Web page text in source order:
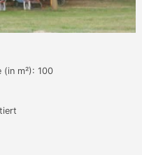
m²): 100